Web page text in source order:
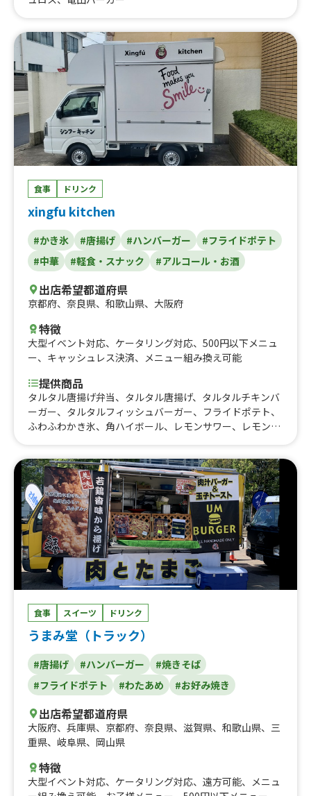
食事 ドリンク
xingfu kitchen
#かき氷 #唐揚げ #ハンバーガー
#フライドポテト
#中華
#軽食・スナック #アルコール・お酒
出店希望都道府県
京都府、 奈良県、 和歌山県、 大阪府
特徴
大型イベント対応、 ケータリング対応、 500円以下メニュ
ー、 キャッシュレス決済、 メニュー組み換え可能
提供商品
タルタル唐揚げ弁当、タルタル唐揚げ、タルタルチキンバ
ーガー、タルタルフィッシュバーガー、フライドポテト、
ふわふわかき氷、角ハイボール、レモンサワー、レモンス
ゅうり一本漬け、天津飯、単品タルタルソース各種、ノン
アルビール
食事 スイーツ ドリンク
うまみ堂（トラック）
#唐揚げ #ハンバーガー
#焼きそば
#フライドポテト
#わたあめ #お好み焼き
出店希望都道府県
大阪府、 兵庫県、 京都府、 奈良県、 滋賀県、 和歌山県、 三
重県、 岐阜県、 岡山県
特徴
大型イベント対応、 ケータリング対応、 遠方可能、
メニュ